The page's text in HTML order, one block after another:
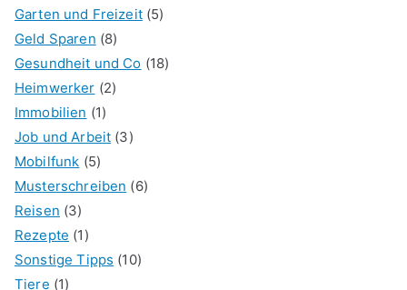
Garten und Freizeit(5)
Geld Sparen (8)
Gesundheit und Co (18)
Heimwerker (2)
Immobilien (1)
Job und Arbeit (3)
Mobilfunk (5)
Musterschreiben (6)
Reisen (3)
Rezepte (1)
Sonstige Tipps (10)
Tiere (1)